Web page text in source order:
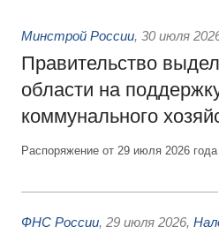
Минстрой России, 30 июля
Правительство
области на
коммунального
Распоряжение от 29 июля 2026
ФНС России, 29 июля 2026,